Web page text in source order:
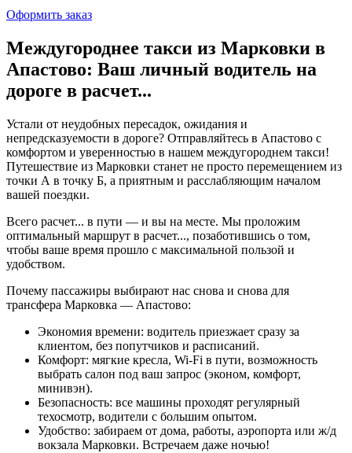
Оформить заказ
Междугороднее такси из Марковки в
Апастово: Ваш личный водитель на
дороге в расчет...
Устали от неудобных пересадок, ожидания и
непредсказуемости в дороге? Отправляйтесь в Апастово с
комфортом и уверенностью в нашем междугороднем такси!
Путешествие из Марковки станет не просто перемещением из
точки А в точку Б, а приятным и расслабляющим началом
вашей поездки.
Всего расчет... в пути — и вы на месте. Мы проложим
оптимальный маршрут в расчет..., позаботившись о том,
чтобы ваше время прошло с максимальной пользой и
удобством.
Почему пассажиры выбирают нас снова и снова для
трансфера Марковка — Апастово:
Экономия времени: водитель приезжает сразу за
клиентом, без попутчиков и расписаний.
Комфорт: мягкие кресла, Wi-Fi в пути, возможность
выбрать салон под ваш запрос (эконом, комфорт,
минивэн).
Безопасность: все машины проходят регулярный
техосмотр, водители с большим опытом.
Удобство: забираем от дома, работы, аэропорта или ж/д
вокзала Марковки. Встречаем даже ночью!